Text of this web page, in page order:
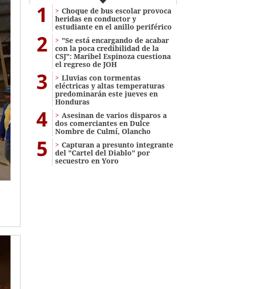
1
Choque de bus escolar provoca
heridas en conductor y
estudiante en el anillo periférico
2
"Se está encargando de acabar
con la poca credibilidad de la
CSJ": Maribel Espinoza cuestiona
el regreso de JOH
3
Lluvias con tormentas
eléctricas y altas temperaturas
predominarán este jueves en
Honduras
4
Asesinan de varios disparos a
dos comerciantes en Dulce
Nombre de Culmí, Olancho
5
Capturan a presunto integrante
del "Cartel del Diablo" por
secuestro en Yoro